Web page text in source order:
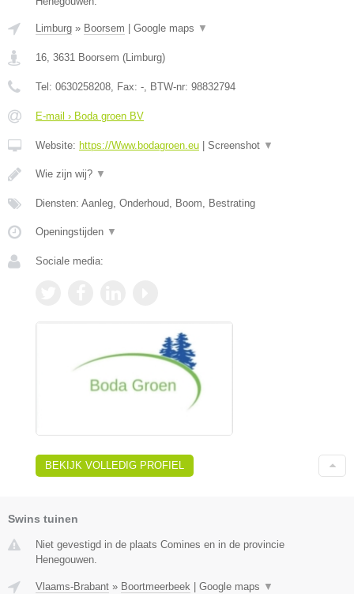
Limburg » Boorsem Google maps ▼
16, 3631 Boorsem (Limburg)
Tel: 0630258208, Fax: -, BTW-nr: 98832794
E-mail › Boda groen BV
Website: https://Www.bodagroen.eu Screenshot ▼
Wie zijn wij? ▼
Diensten: Aanleg, Onderhoud, Boom, Bestrating
Openingstijden ▼
Sociale media:
BEKIJK VOLLEDIG PROFIEL
Swins tuinen
Niet gevestigd in de plaats Comines en in de provincie
Henegouwen.
Vlaams-Brabant » Boortmeerbeek Google maps ▼